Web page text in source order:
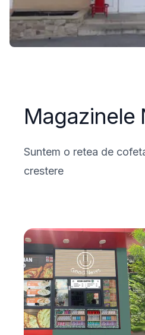
Magazinele
Suntem o retea de
crestere